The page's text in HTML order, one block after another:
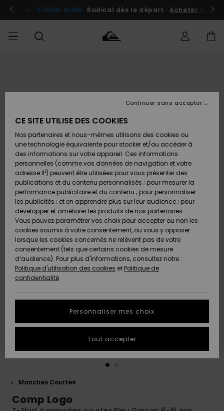
l'information
le
Se connecter / s'inscrire
YOUNG GUNS Radical dès le départ. Acheter
Chaussures
& Tongs
Surf
Snow
Nouveautés
A
Découvrir
Chaussures
& Tongs
Surf
Snow
Nouveautés
A
Découvrir
FEMME
A
Découvrir
Snow
SURF
Surf
Shop
Enfant
Highlights
Communauté
SNOW
Snow
Shop
Enfant
Snow
Shop
Femme
A
Découvrir
Communauté
OUTLET
Enfant
Outlet
Femme
AIDE &
CONTACT
Retours
Paiement
Carte
Cadeau
Quiksilver
Freedom
Protection
des
tailles
conversation
obtenir la
plus rapide
à votre
MAGASINS
QUIKSILVER
Manches Courtes
Comp Logo
CE SITE UTILISE DES COOKIES
Nos partenaires et nous-mêmes utilisons des cookies ou
une technologie équivalente pour stocker et/ou accéder à
des informations sur votre appareil. Ces informations
personnelles (comme vos données de navigation et votre
adresse IP) peuvent être utilisées pour vous présenter des
publications et du contenu personnalisés ; pour mesurer la
performance publicitaire et du contenu ; pour personnaliser
les publicités ; et en apprendre plus sur leur audience ; pour
développer et améliorer les produits de nos partenaires.
Vous pouvez paramétrer vos choix pour accepter ou non les
cookies soumis à votre consentement, ou vous y opposer
lorsque les cookies concernés ne relèvent pas de votre
consentement (tels que certains cookies de mesure
d’audience). Pour plus d'informations, consultez notre :
Politique d'utilisation des cookies et Politique de
confidentialité
Personnaliser mes choix
Continuer sans accepter
Tout accepter